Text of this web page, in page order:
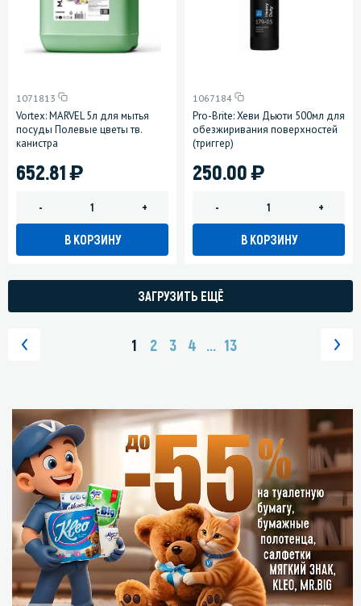
1071813
Vortex: MARVEL 5л для мытья
посуды Полевые цветы тв.
канистра
652.81)
- +
В КОРЗИНУ
1067184
Pro-Brite: Хеви Дьюти 500мл для
обезжиривания поверхностей
(триггер)
250.00)
- +
В КОРЗИНУ
ЗАГРУЗИТЬ ЕЩЁ
1 2 3 4 ... 13